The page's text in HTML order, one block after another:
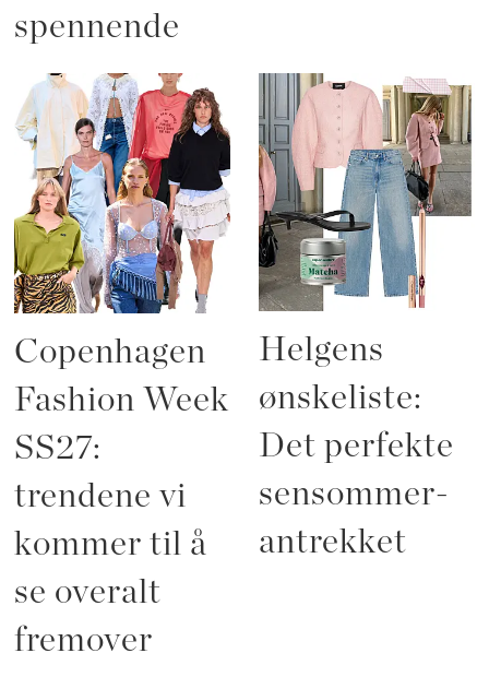
spennende
Copenhagen
Fashion Week
SS27:
trendene vi
kommer til å
se overalt
fremover
Helgens
ønskeliste:
Det perfekte
sensommer-
antrekket